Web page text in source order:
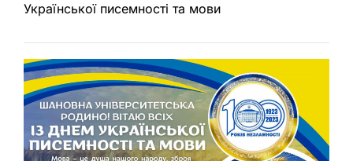
Української писемності та мови